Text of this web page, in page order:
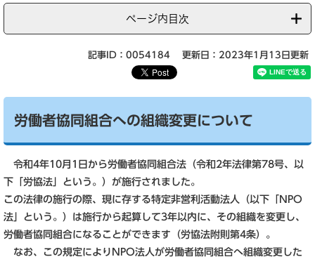
ページ内目次
記事ID：0054184 更新日：2023年1月13日更新
労働者協同組合への組織変更について
令和4年10月1日から労働者協同組合法（令和2年法律第78号、以
下「労協法」という。）が施行されました。
この法律の施行の際、現に存する特定非営利活動法人（以下「NPO
法」という。）は施行から起算して3年以内に、その組織を変更し、
労働者協同組合になることができます（労協法附則第4条）。
なお、この規定によりNPO法人が労働者協同組合へ組織変更した